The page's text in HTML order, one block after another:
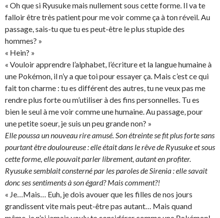
« Oh que si Ryusuke mais nullement sous cette forme. Il va te
falloir être très patient pour me voir comme ça à ton réveil. Au
passage, sais-tu que tu es peut-être le plus stupide des
hommes? »
« Hein? »
« Vouloir apprendre l’alphabet, l’écriture et la langue humaine à
une Pokémon, il n’y a que toi pour essayer ça. Mais c’est ce qui
fait ton charme : tu es différent des autres, tu ne veux pas me
rendre plus forte ou m’utiliser à des fins personnelles. Tu es
bien le seul à me voir comme une humaine. Au passage, pour
une petite soeur, je suis un peu grande non? »
Elle poussa un nouveau rire amusé. Son étreinte se fit plus forte sans
pourtant être douloureuse : elle était dans le rêve de Ryusuke et sous
cette forme, elle pouvait parler librement, autant en profiter.
Ryusuke semblait consterné par les paroles de Sirenia : elle savait
donc ses sentiments à son égard? Mais comment?!
« Je…Mais… Euh, je dois avouer que les filles de nos jours
grandissent vite mais peut-être pas autant… Mais quand